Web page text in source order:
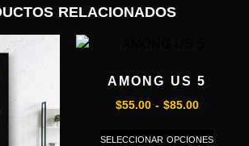
RELACIONADOS
AMONG US 5
$55.00 - $85.00
SELECCIONAR OPCIONES